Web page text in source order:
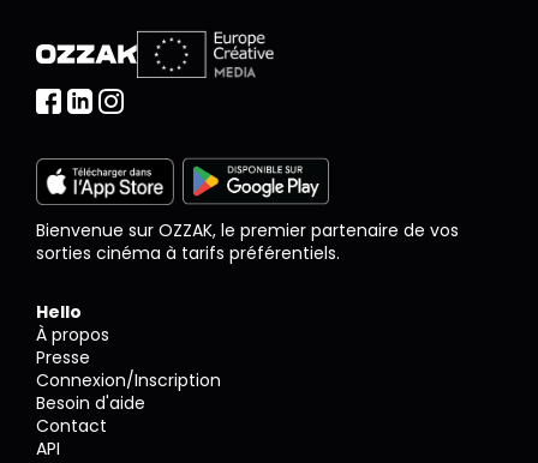
Bienvenue sur OZZAK, le premier partenaire de vos
sorties cinéma à tarifs préférentiels.
Hello
À propos
Presse
Connexion/Inscription
Besoin d'aide
Contact
API